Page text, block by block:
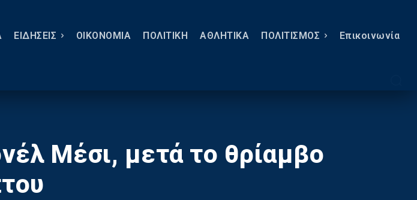
ΕΙΔΗΣΕΙΣ ΟΙΚΟΝΟΜΙΑ ΠΟΛΙΤΙΚΗ ΑΘΛΗΤΙΚΑ ΠΟΛΙΤΙΣΜΟΣ Eπικοινωνία
Μέσι, μετά το θρίαμβο